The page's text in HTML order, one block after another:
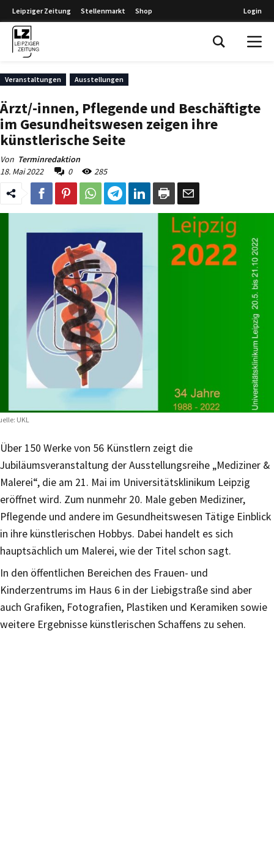
Leipziger Zeitung Stellenmarkt Shop Login
Veranstaltungen Ausstellungen
Ärzt/-innen, Pflegende und Beschäftigte
im Gesundheitswesen zeigen ihre
künstlerische Seite
Von Terminredaktion
18. Mai 2022
0 285
UKL
Über 150 Werke von 56 Künstlern zeigt die
Jubiläumsveranstaltung der Ausstellungsreihe „Mediziner &
Malerei“, die am 21. Mai im Universitätsklinikum Leipzig
eröffnet wird. Zum nunmehr 20. Male geben Mediziner,
Pflegende und andere im Gesundheitswesen Tätige Einblick
in ihre künstlerischen Hobbys. Dabei handelt es sich
hauptsächlich um Malerei, wie der Titel schon sagt.
In den öffentlichen Bereichen des Frauen- und
Kinderzentrums im Haus 6 in der Liebigstraße sind aber
auch Grafiken, Fotografien, Plastiken und Keramiken sowie
weitere Ergebnisse künstlerischen Schaffens zu sehen.